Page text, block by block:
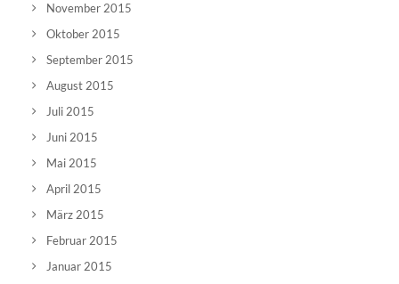
November 2015
Oktober 2015
September 2015
August 2015
Juli 2015
Juni 2015
Mai 2015
April 2015
März 2015
Februar 2015
Januar 2015